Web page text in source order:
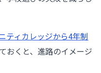
ティカレッジから4年制
おくと、進路のイメージ